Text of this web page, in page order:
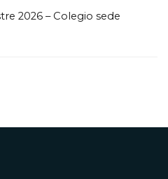
2026 – Colegio sede